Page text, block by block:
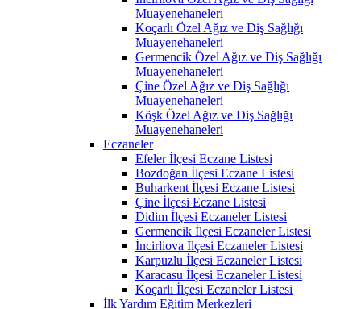
Muayenehaneleri
Koçarlı Özel Ağız ve Diş Sağlığı
Muayenehaneleri
Germencik Özel Ağız ve Diş Sağlığı
Muayenehaneleri
Çine Özel Ağız ve Diş Sağlığı
Muayenehaneleri
Köşk Özel Ağız ve Diş Sağlığı
Muayenehaneleri
Eczaneler
Efeler İlçesi Eczane Listesi
Bozdoğan İlçesi Eczane Listesi
Buharkent İlçesi Eczane Listesi
Çine İlçesi Eczane Listesi
Didim İlçesi Eczaneler Listesi
Germencik İlçesi Eczaneler Listesi
İncirliova İlçesi Eczaneler Listesi
Karpuzlu İlçesi Eczaneler Listesi
Karacasu İlçesi Eczaneler Listesi
Koçarlı İlçesi Eczaneler Listesi
İlk Yardım Eğitim Merkezleri